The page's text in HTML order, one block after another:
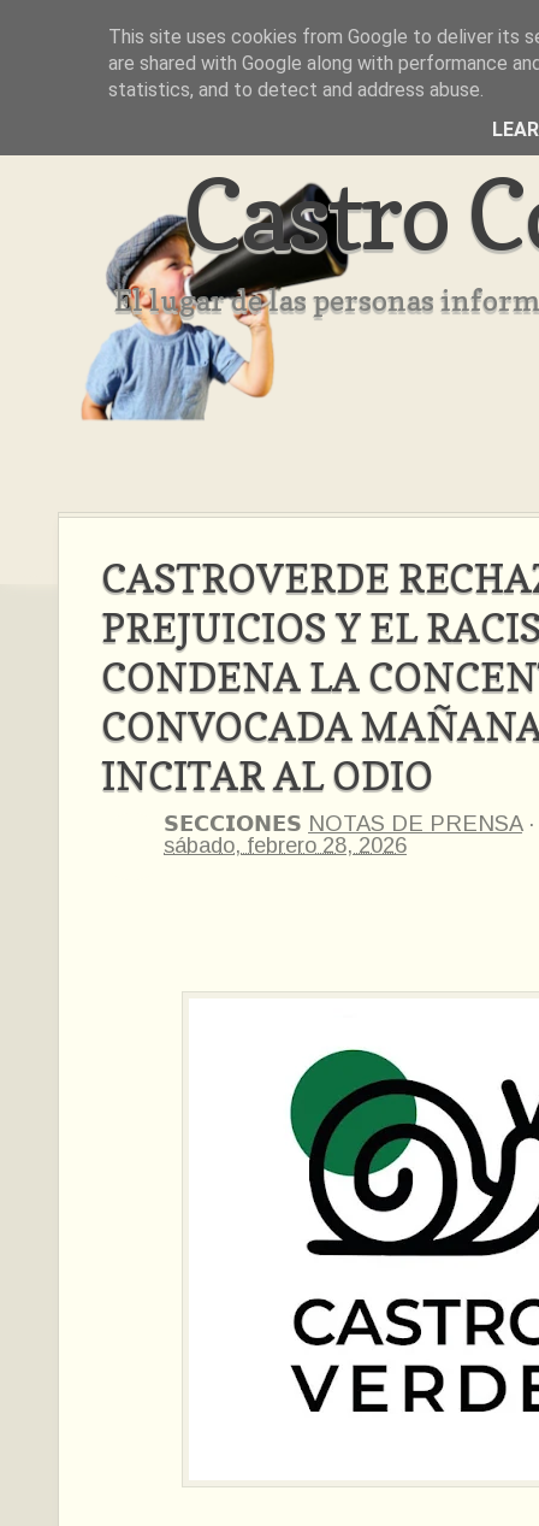
Inicio Aviso Legal Quienes Somos ??
Castro
El lugar de las personas
CASTROVERDE
PREJUICIOS Y EL
CONDENA LA
CONVOCADA
INCITAR AL ODIO
𝗦𝗘𝗖𝗖𝗜𝗢𝗡𝗘𝗦 NOTAS DE PRENSA
sábado, febrero 28, 2026
This site uses cookies from Google to deliver its
are shared with Google along with performance
statistics, and to detect and address abuse.